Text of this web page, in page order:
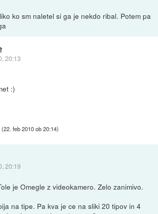
ko sm naletel si ga je nekdo ribal. Potem pa
20:13
:)
(22. feb 2010 ob 20:14)
20:19
je Omegle z videokamero. Zelo zanimivo.
na tipe. Pa kva je ce na sliki 20 tipov in 4